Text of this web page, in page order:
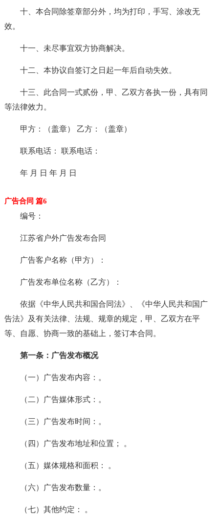
十、本合同除签章部分外，均为打印，手写、涂改无
效。
十一、未尽事宜双方协商解决。
十二、本协议自签订之日起一年后自动失效。
十三、此合同一式贰份，甲、乙双方各执一份，具有同
等法律效力。
甲方：（盖章） 乙方：（盖章）
联系电话： 联系电话：
年 月 日 年 月 日
广告合同 篇6
编号：
江苏省户外广告发布合同
广告客户名称（甲方）：
广告发布单位名称（乙方）：
依据《中华人民共和国合同法》、《中华人民共和国广
告法》及有关法律、法规、规章的规定，甲、乙双方在平
等、自愿、协商一致的基础上，签订本合同。
第一条：广告发布概况
（一）广告发布内容：。
（二）广告媒体形式：。
（三）广告发布时间：。
（四）广告发布地址和位置； 。
（五）媒体规格和面积： 。
（六）广告发布数量：。
（七）其他约定： 。